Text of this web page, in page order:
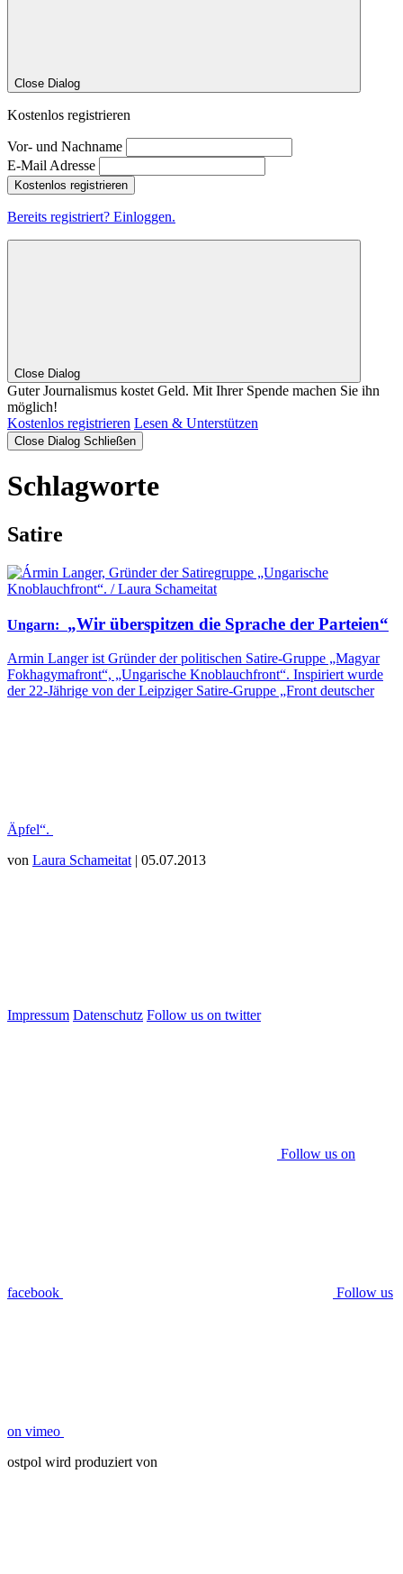
Close Dialog
Kostenlos registrieren
Vor- und Nachname
E-Mail Adresse
Kostenlos registrieren
Bereits registriert? Einloggen.
Close Dialog
Guter Journalismus kostet Geld. Mit Ihrer Spende machen Sie ihn
möglich!
Kostenlos registrieren Lesen & Unterstützen
Close Dialog Schließen
Schlagworte
Satire
Ungarn: „Wir überspitzen die Sprache der Parteien“
Armin Langer ist Gründer der politischen Satire-Gruppe „Magyar
Fokhagymafront“, „Ungarische Knoblauchfront“. Inspiriert wurde
der 22-Jährige von der Leipziger Satire-Gruppe „Front deutscher
Äpfel“.
von Laura Schameitat | 05.07.2013
Impressum Datenschutz Follow us on twitter
Follow us on
facebook Follow us
on vimeo
ostpol wird produziert von